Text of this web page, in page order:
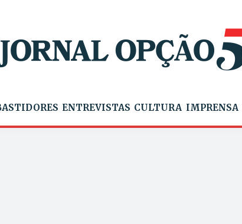
ENTREVISTAS CULTURA IMPRENSA